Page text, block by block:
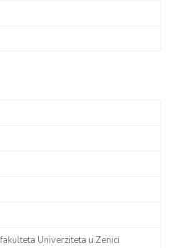
Univerziteta u Zenici